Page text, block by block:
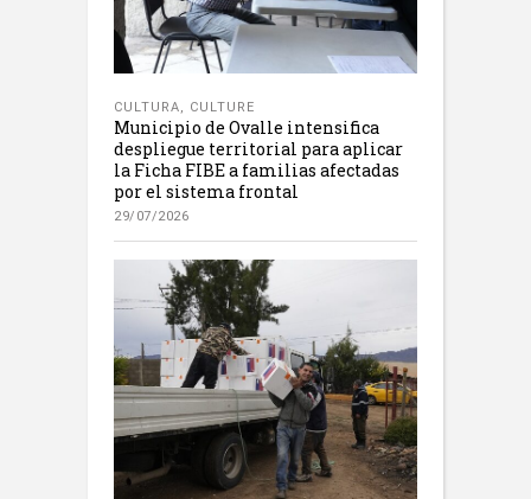
CULTURA, CULTURE
Municipio de Ovalle intensifica
despliegue territorial para aplicar
la Ficha FIBE a familias afectadas
por el sistema frontal
29/07/2026